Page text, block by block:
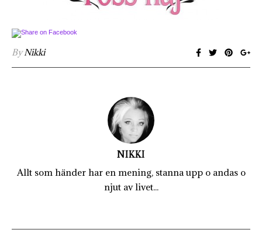
ByNikki
NIKKI
Allt som händer har en mening, stanna upp o andas o
njut av livet...